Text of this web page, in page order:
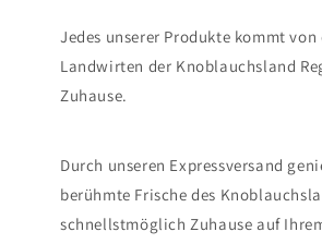
Jedes unserer Produkte kommt von
Landwirten der Knoblauchsland
Zuhause.
Durch unseren Expressversand
berühmte Frische des
schnellstmöglich Zuhause auf